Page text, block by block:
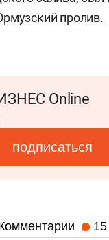
пролив.
Online
подписаться
15